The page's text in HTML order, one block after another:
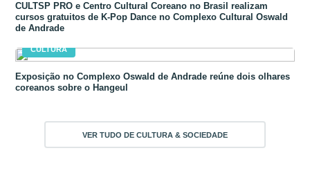
CULTSP PRO e Centro Cultural Coreano no Brasil realizam
cursos gratuitos de K-Pop Dance no Complexo Cultural Oswald
de Andrade
CULTURA
Exposição no Complexo Oswald de Andrade reúne dois olhares
coreanos sobre o Hangeul
VER TUDO DE CULTURA & SOCIEDADE